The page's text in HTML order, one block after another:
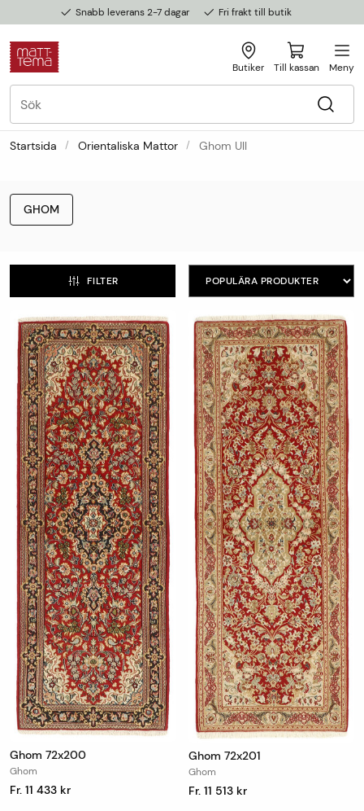
Snabb leverans 2-7 dagar Fri frakt till butik
Butiker Till kassan Meny
Startsida Orientaliska Mattor Ghom Ull
GHOM
FILTER
Ghom 72x200
Ghom
Fr. 11 433 kr
Ghom 72x201
Ghom
Fr. 11 513 kr